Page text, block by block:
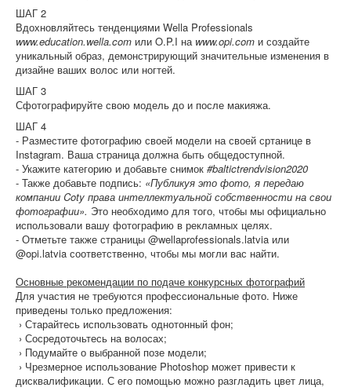
ШАГ 2
Вдохновляйтесь тенденциями Wella Professionals
www.education.wella.com или O.P.I на www.opi.com и создайте
уникальный образ, демонстрирующий значительные изменения в
дизайне ваших волос или ногтей.
ШАГ 3
Сфотографируйте свою модель до и после макияжа.
ШАГ 4
- Разместите фотографию своей модели на своей сртанице в
Instagram. Ваша страница должна быть общедоступной.
- Укажите категорию и добавьте снимок #baltictrendvision2020
- Также добавьте подпись: «Публикуя это фото, я передаю
компании Coty права интеллектуальной собственности на свои
фотографии». Это необходимо для того, чтобы мы официально
использовали вашу фотографию в рекламных целях.
- Отметьте также страницы @wellaprofessionals.latvia или
@opi.latvia соответственно, чтобы мы могли вас найти.
Основные рекомендации по подаче конкурсных фотографий
Для участия не требуются профессиональные фото. Ниже
приведены только предложения:
› Старайтесь использовать однотонный фон;
› Сосредоточьтесь на волосах;
› Подумайте о выбранной позе модели;
› Чрезмерное использование Photoshop может привести к
дисквалификации. С его помощью можно разгладить цвет лица,